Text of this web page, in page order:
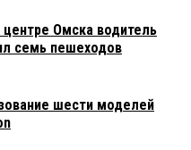
центре Омска водитель
семь пешеходов
шести моделей